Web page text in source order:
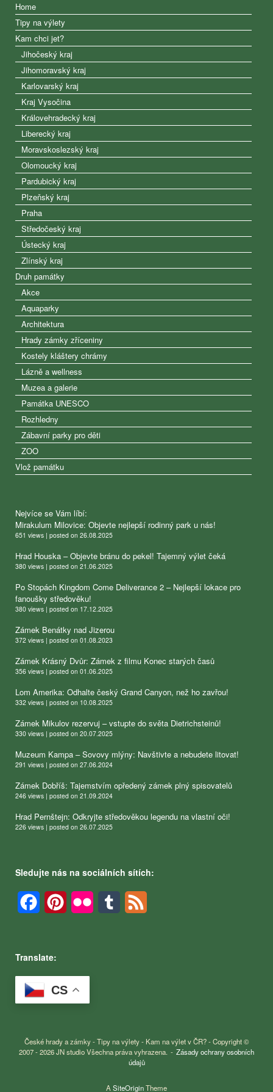
Home
Tipy na výlety
Kam chci jet?
Jihočeský kraj
Jihomoravský kraj
Karlovarský kraj
Kraj Vysočina
Královehradecký kraj
Liberecký kraj
Moravskoslezský kraj
Olomoucký kraj
Pardubický kraj
Plzeňský kraj
Praha
Středočeský kraj
Ústecký kraj
Zlínský kraj
Druh památky
Akce
Aquaparky
Architektura
Hrady zámky zříceniny
Kostely kláštery chrámy
Lázně a wellness
Muzea a galerie
Památka UNESCO
Rozhledny
Zábavní parky pro děti
ZOO
Vlož památku
Nejvíce se Vám líbí:
Mirakulum Milovice: Objevte nejlepší rodinný park u nás!
651 views | posted on 26.08.2025
Hrad Houska – Objevte bránu do pekel! Tajemný výlet čeká
380 views | posted on 21.06.2025
Po Stopách Kingdom Come Deliverance 2 – Nejlepší lokace pro
fanoušky středověku!
380 views | posted on 17.12.2025
Zámek Benátky nad Jizerou
372 views | posted on 01.08.2023
Zámek Krásný Dvůr: Zámek z filmu Konec starých časů
356 views | posted on 01.06.2025
Lom Amerika: Odhalte český Grand Canyon, než ho zavřou!
332 views | posted on 10.08.2025
Zámek Mikulov rezervuj – vstupte do světa Dietrichsteinů!
330 views | posted on 20.07.2025
Muzeum Kampa – Sovovy mlýny: Navštivte a nebudete litovat!
291 views | posted on 27.06.2024
Zámek Dobříš: Tajemstvím opředený zámek plný spisovatelů
246 views | posted on 21.09.2024
Hrad Pernštejn: Odkryjte středověkou legendu na vlastní oči!
226 views | posted on 26.07.2025
Sledujte nás na sociálních sítích:
FacebookPinterestFlickr Tumblr
Translate:
CS
České hrady a zámky - Tipy na výlety - Kam na výlet v ČR? - Copyright ©
2007 - 2026 JN studio Všechna práva vyhrazena.
Zásady ochrany osobních
údajů
ASiteOriginTheme